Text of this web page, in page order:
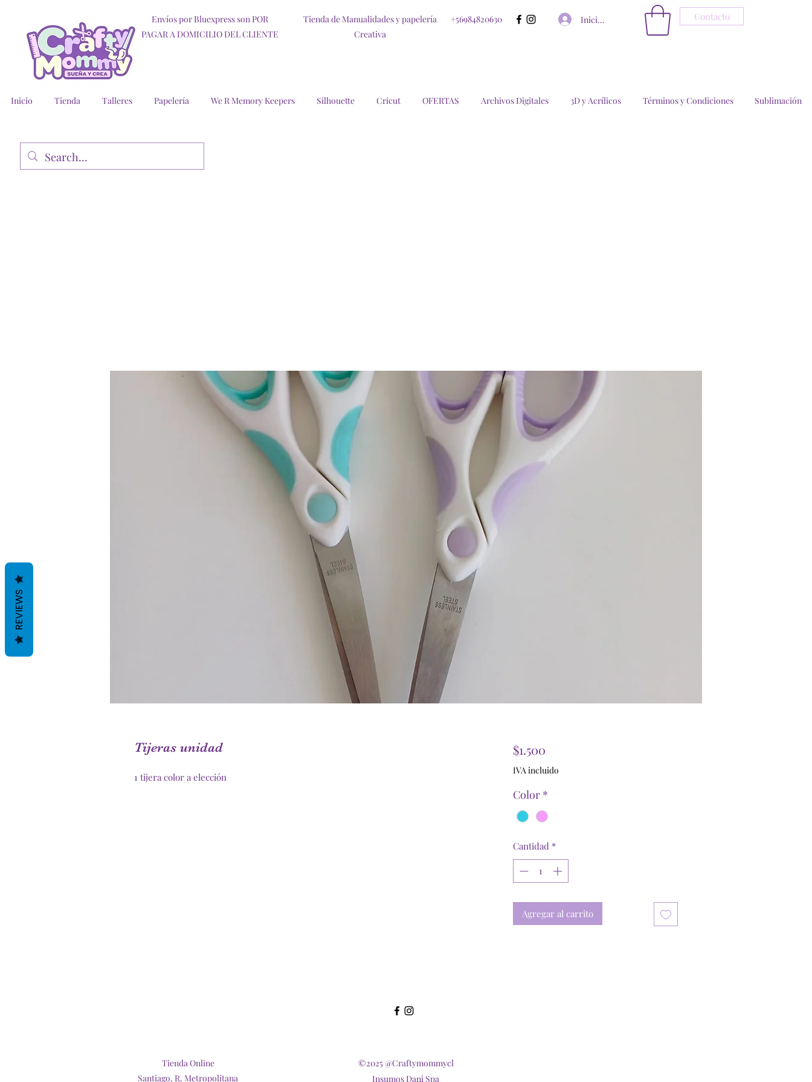
Envíos por Bluexpress son POR
PAGAR A DOMICILIO DEL CLIENTE
Tienda de Manualidades y papelería
Creativa
+56984820630 Iniciar sesión Contacto
Inicio Tienda Talleres Papelería We R Memory Keepers Silhouette Cricut OFERTAS Archivos Digitales 3D y Acrílicos Términos y Condiciones Sublimación
Tijeras unidad
1 tijera color a elección
$1.500Precio
IVA incluido
Color *
Cantidad *
Agregar al carrito
Tienda Online
Santiago, R. Metropolitana
©2025 @Craftymommycl
Insumos Dani Spa
REVIEWS